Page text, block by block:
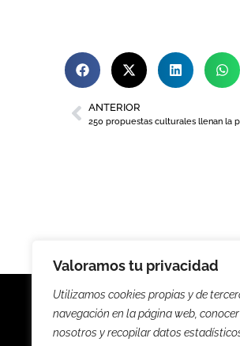
Valoramos tu privacidad
Utilizamos cookies propias y de
navegación en la página web,
nosotros y recopilar datos
ANTERIOR